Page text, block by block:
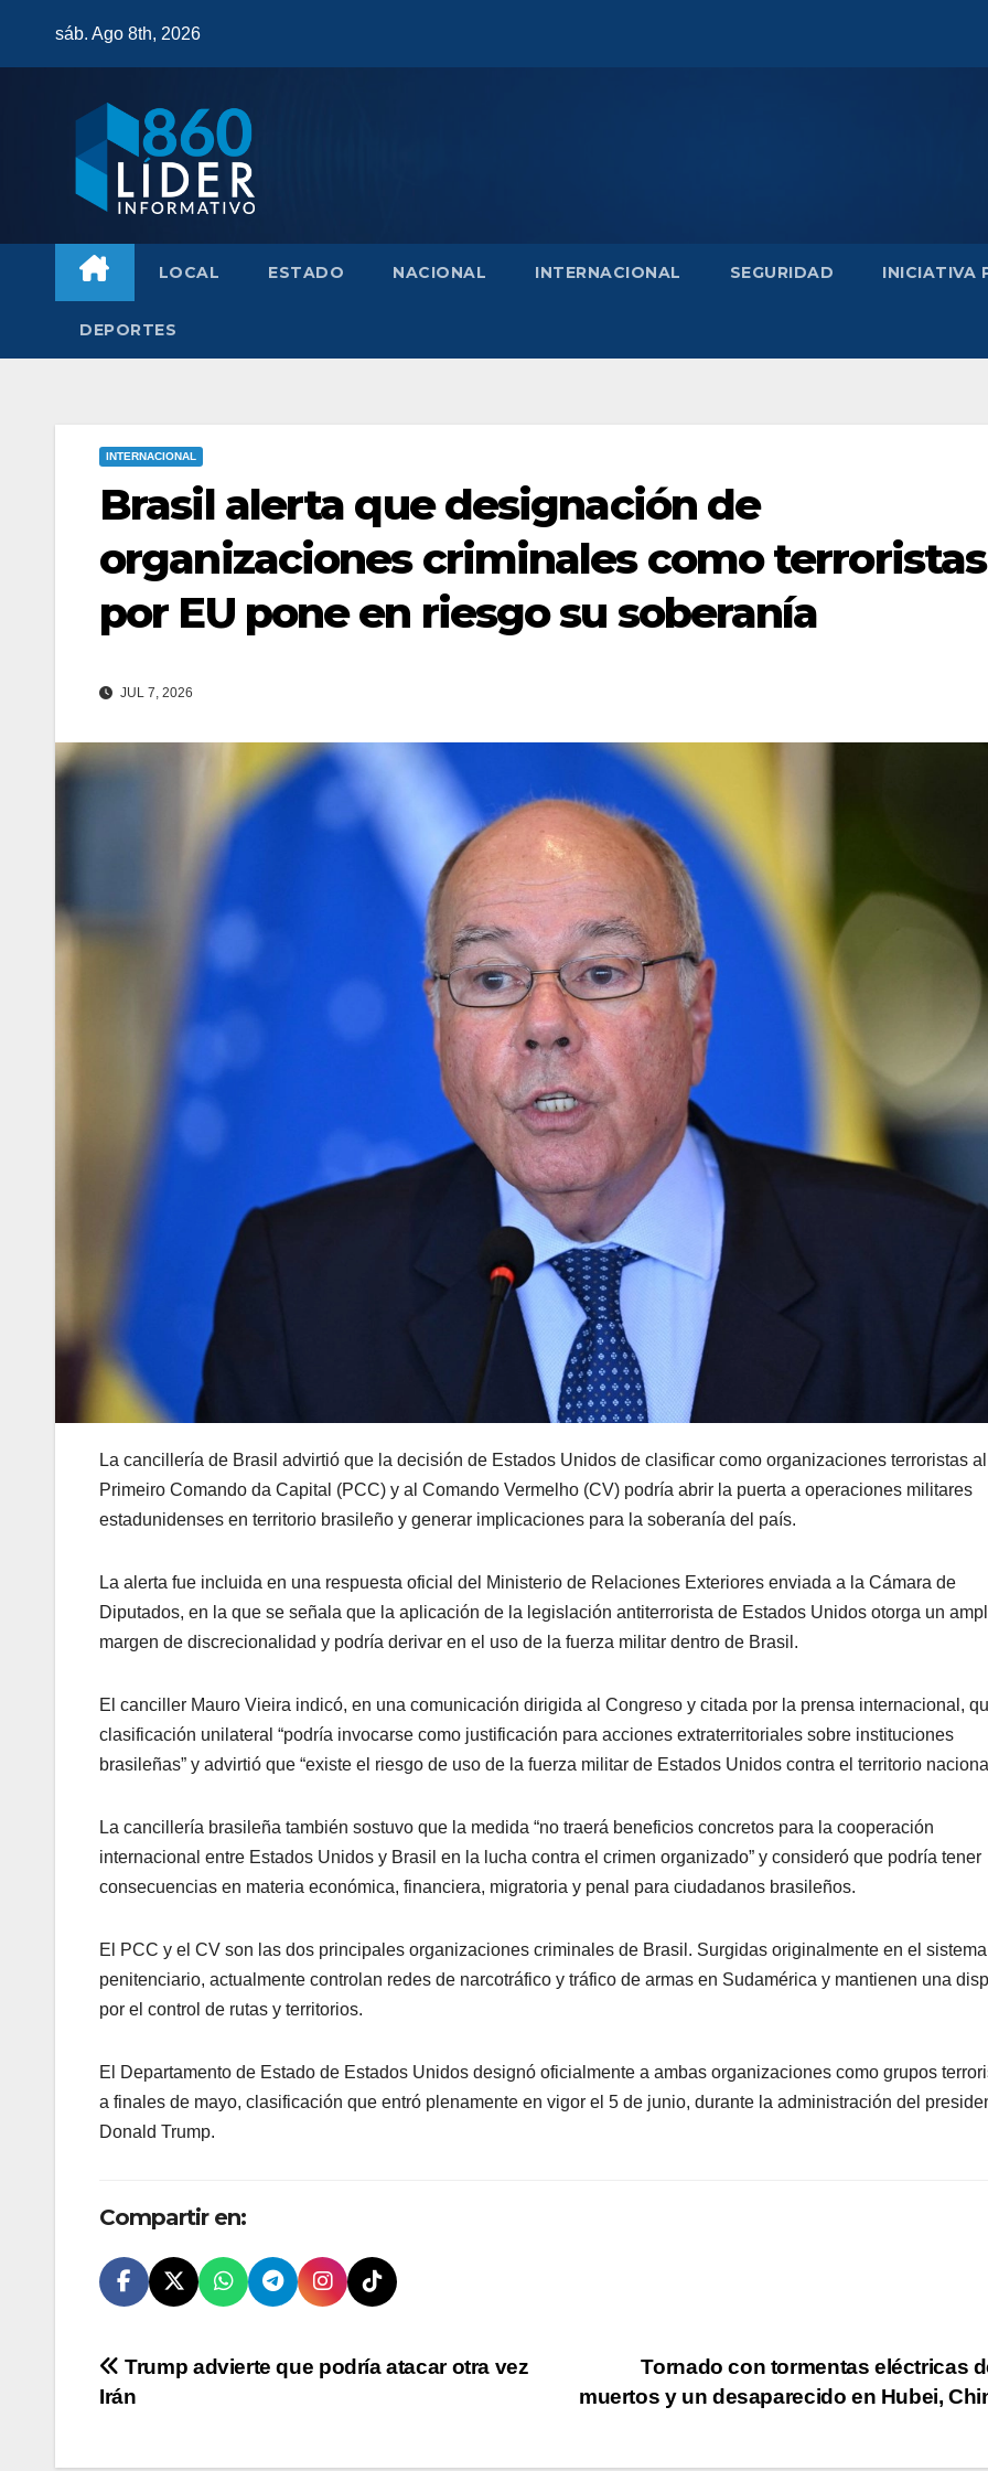
sáb. Ago 8th, 2026
LOCAL ESTADO NACIONAL INTERNACIONAL SEGURIDAD INICIATIVA
DEPORTES
INTERNACIONAL
Brasil alerta que designación de
organizaciones criminales como terroristas
por EU pone en riesgo su soberanía
JUL 7, 2026
La cancillería de Brasil advirtió que la decisión de Estados Unidos de clasificar como organizaciones terroristas al
Primeiro Comando da Capital (PCC) y al Comando Vermelho (CV) podría abrir la puerta a operaciones militares
estadunidenses en territorio brasileño y generar implicaciones para la soberanía del país.
La alerta fue incluida en una respuesta oficial del Ministerio de Relaciones Exteriores enviada a la Cámara de
Diputados, en la que se señala que la aplicación de la legislación antiterrorista de Estados Unidos otorga un
margen de discrecionalidad y podría derivar en el uso de la fuerza militar dentro de Brasil.
El canciller Mauro Vieira indicó, en una comunicación dirigida al Congreso y citada por la prensa internacional,
clasificación unilateral “podría invocarse como justificación para acciones extraterritoriales sobre instituciones
brasileñas” y advirtió que “existe el riesgo de uso de la fuerza militar de Estados Unidos contra el territorio
La cancillería brasileña también sostuvo que la medida “no traerá beneficios concretos para la cooperación
internacional entre Estados Unidos y Brasil en la lucha contra el crimen organizado” y consideró que podría tener
consecuencias en materia económica, financiera, migratoria y penal para ciudadanos brasileños.
El PCC y el CV son las dos principales organizaciones criminales de Brasil. Surgidas originalmente en el sistema
penitenciario, actualmente controlan redes de narcotráfico y tráfico de armas en Sudamérica y mantienen una
por el control de rutas y territorios.
El Departamento de Estado de Estados Unidos designó oficialmente a ambas organizaciones como grupos
a finales de mayo, clasificación que entró plenamente en vigor el 5 de junio, durante la administración del
Donald Trump.
Compartir en:
Navegación
Tornado con tormentas eléctricas
muertos y un desaparecido en Hubei,
Trump advierte que podría atacar otra vez
Irán